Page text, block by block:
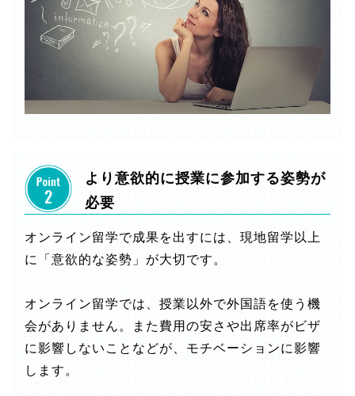
より意欲的に授業に参加する姿勢が
必要
オンライン留学で成果を出すには、現地留学以上
に「意欲的な姿勢」が大切です。
オンライン留学では、授業以外で外国語を使う機
会がありません。また費用の安さや出席率がビザ
に影響しないことなどが、モチベーションに影響
します。